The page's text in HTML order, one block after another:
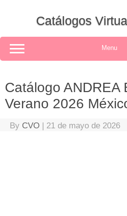
Catálogos
Menu
Catálogo ANDREA
Verano 2026
By CVO | 21 de mayo de 2026